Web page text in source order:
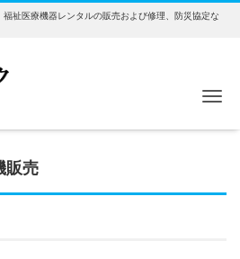
祉医療機器レンタルの販売および修理、防災協定な
販売